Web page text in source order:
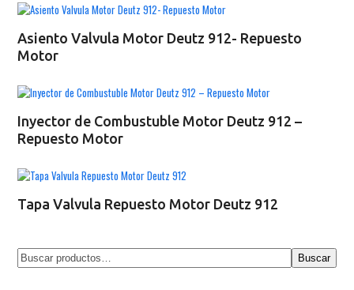
Asiento Valvula Motor Deutz 912- Repuesto
Motor
Inyector de Combustuble Motor Deutz 912 –
Repuesto Motor
Tapa Valvula Repuesto Motor Deutz 912
Buscar